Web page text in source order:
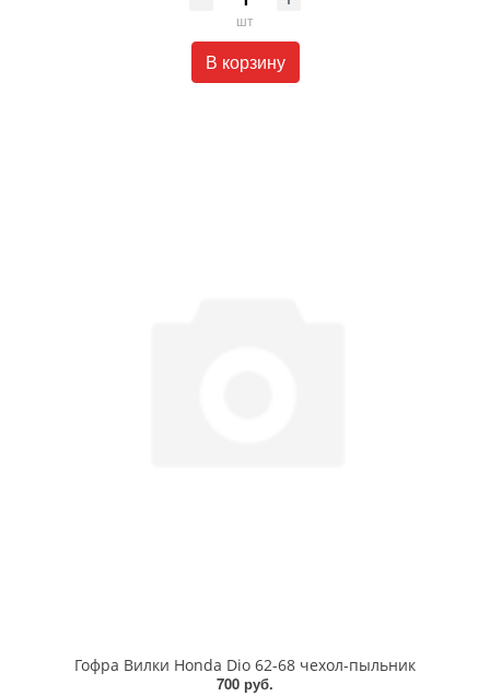
шт
В корзину
Гофра Вилки Honda Dio 62-68 чехол-пыльник
700 руб.